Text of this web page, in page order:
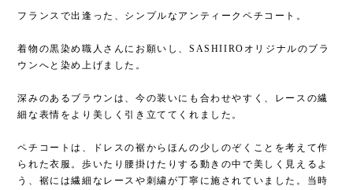
フランスで出逢った、シンプルなアンティークペチコート。
着物の黒染め職人さんにお願いし、SASHIIROオリジナルのブラ
ウンへと染め上げました。
深みのあるブラウンは、今の装いにも合わせやすく、レースの繊
細な表情をより美しく引き立ててくれました。
ペチコートは、ドレスの裾からほんの少しのぞくことを考えて作
られた衣服。歩いたり腰掛けたりする動きの中で美しく見えるよ
う、裾には繊細なレースや刺繍が丁寧に施されていました。当時